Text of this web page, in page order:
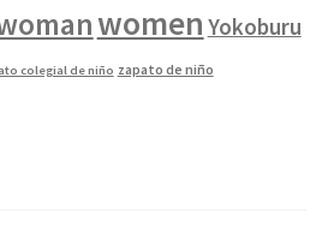
women Yokoburu
colegial de niño zapato de niño